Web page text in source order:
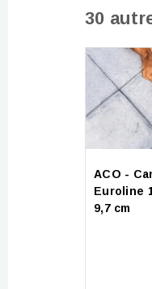
30
ACO -
Euroline
9,7 cm